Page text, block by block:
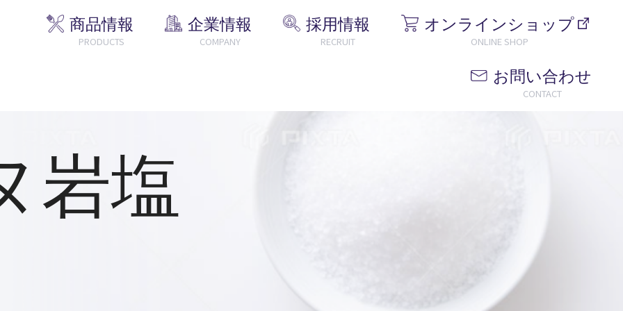
商品情報
PRODUCTS
企業情報
COMPANY
採用情報
RECRUIT
オンラインショップ
ONLINE SHOP
お問い合わせ
CONTACT
岩塩